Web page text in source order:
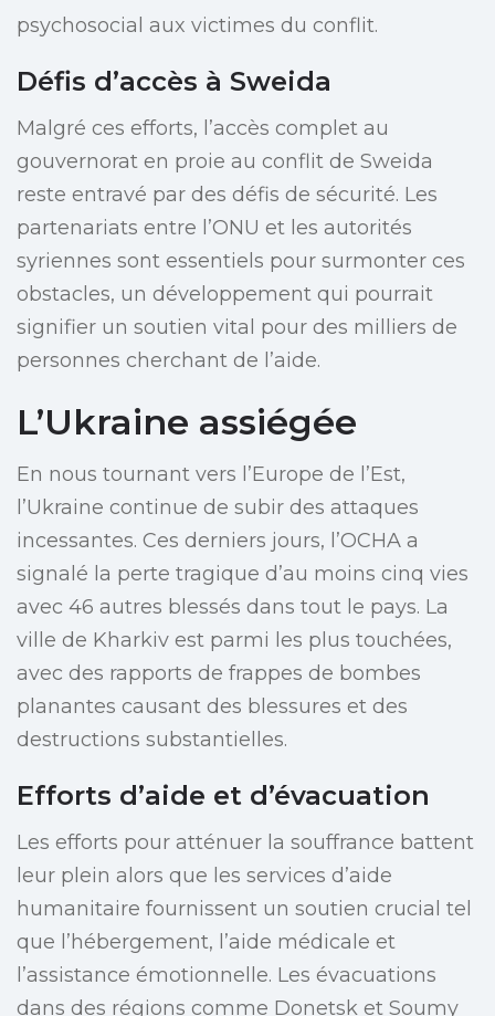
psychosocial aux victimes du conflit.
Défis d’accès à Sweida
Malgré ces efforts, l’accès complet au
gouvernorat en proie au conflit de Sweida
reste entravé par des défis de sécurité. Les
partenariats entre l’ONU et les autorités
syriennes sont essentiels pour surmonter ces
obstacles, un développement qui pourrait
signifier un soutien vital pour des milliers de
personnes cherchant de l’aide.
L’Ukraine assiégée
En nous tournant vers l’Europe de l’Est,
l’Ukraine continue de subir des attaques
incessantes. Ces derniers jours, l’OCHA a
signalé la perte tragique d’au moins cinq vies
avec 46 autres blessés dans tout le pays. La
ville de Kharkiv est parmi les plus touchées,
avec des rapports de frappes de bombes
planantes causant des blessures et des
destructions substantielles.
Efforts d’aide et d’évacuation
Les efforts pour atténuer la souffrance battent
leur plein alors que les services d’aide
humanitaire fournissent un soutien crucial tel
que l’hébergement, l’aide médicale et
l’assistance émotionnelle. Les évacuations
dans des régions comme Donetsk et Soumy